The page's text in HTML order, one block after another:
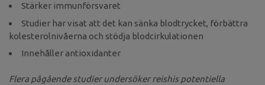
Stärker immunförsvaret
Studier har visat att det kan sänka blodtrycket, förbättra
kolesterolnivåerna och stödja blodcirkulationen
Innehåller antioxidanter
Flera pågående studier undersöker reishis potentiella